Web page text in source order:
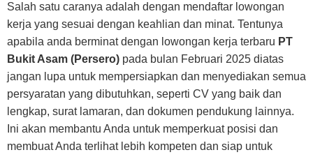
Salah satu caranya adalah dengan mendaftar lowongan
kerja yang sesuai dengan keahlian dan minat. Tentunya
apabila anda berminat dengan lowongan kerja terbaru PT
Bukit Asam (Persero) pada bulan Februari 2025 diatas
jangan lupa untuk mempersiapkan dan menyediakan semua
persyaratan yang dibutuhkan, seperti CV yang baik dan
lengkap, surat lamaran, dan dokumen pendukung lainnya.
Ini akan membantu Anda untuk memperkuat posisi dan
membuat Anda terlihat lebih kompeten dan siap untuk